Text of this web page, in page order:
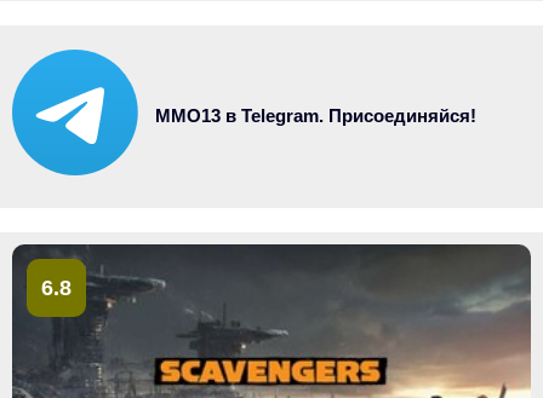
MMO13 в Telegram. Присоединяйся!
6.8